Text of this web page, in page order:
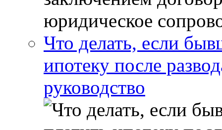
Что делать, если
ипотеку после
руководство